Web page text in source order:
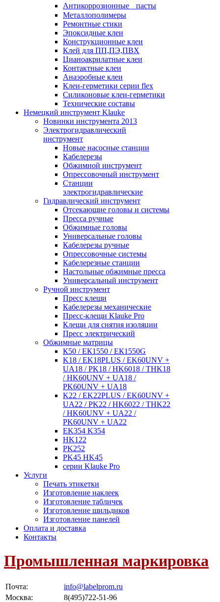
Антикоррозионные пасты
Металлополимеры
Ремонтные стики
Эпоксидные клеи
Конструкционные клеи
Клей для ПП,ПЭ,ПВХ
Цианоакрилатные клеи
Контактные клеи
Анаэробные клеи
Клеи-герметики серии flex
Силиконовые клеи-герметики
Технические составы
Немецкий инструмент Klauke
Новинки инструмента 2013
Электрогидравлический
инструмент
Новые насосные станции
Кабелерезы
Обжимной инструмент
Опрессовочный инструмент
Станции
электрогидравлические
Гидравлический инструмент
Отсекающие головы и системы
Пресса ручные
Обжимные головы
Универсальные головы
Кабелерезы ручные
Опрессовочные системы
Кабелерезные станции
Настольные обжимные пресса
Универсальный инструмент
Ручной инструмент
Пресс клещи
Кабелерезы механические
Пресс-клещи Klauke Pro
Клещи для снятия изоляции
Пресс электрический
Обжимные матрицы
К50 / ЕК1550 / ЕК1550G
K18 / EK18PLUS / EK60UNV +
UA18 / PK18 / HK6018 / THK18
/ HK60UNV + UA18 /
PK60UNV + UA18
K22 / EK22PLUS / EK60UNV +
UA22 / PK22 / HK6022 / THK22
/ HK60UNV + UA22 /
PK60UNV + UA22
EK354 K354
HK122
PK252
PK45 HK45
серии Klauke Pro
Услуги
Печать этикетки
Изготовление наклеек
Изготовление табличек
Изготовление шильдиков
Изготовление панелей
Оплата и доставка
Контакты
Промышленная маркировка
Почта:
info@labelprom.ru
Москва: 8(495)722-51-96